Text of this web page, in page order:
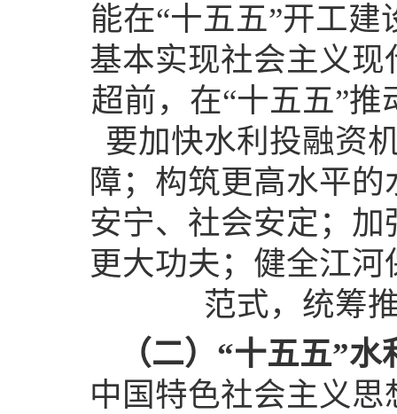
能在“十五五”开工
基本实现社会主义
超前，在“十五五”
要加快水利投融资
障；构筑更高水平
安宁、社会安定；
更大功夫；健全江
范式，统筹
（二）“十五五”
中国特色社会主义